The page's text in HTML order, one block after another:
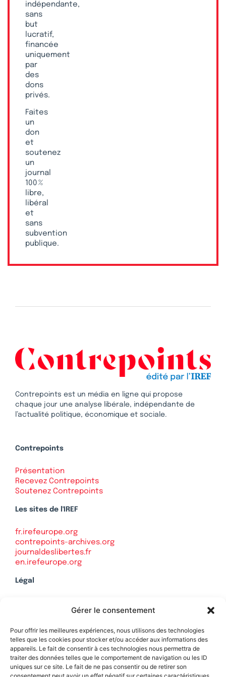
Gérer le consentement
Pour offrir les meilleures expériences, nous utilisons des technologies
telles que les cookies pour stocker et/ou accéder aux informations des
appareils. Le fait de consentir à ces technologies nous permettra de
traiter des données telles que le comportement de navigation ou les ID
uniques sur ce site. Le fait de ne pas consentir ou de retirer son
indépendante,
sans
but
lucratif,
financée
uniquement
par
des
dons
privés.
Faites
un
don
et
soutenez
un
journal
100 %
libre,
libéral
et
sans
subvention
publique.
Contrepoints est un média en ligne qui propose
chaque jour une analyse libérale, indépendante de
l’actualité politique, économique et sociale.
Contrepoints
Présentation
Recevez Contrepoints
Soutenez Contrepoints
Les sites de l'IREF
fr.irefeurope.org
contrepoints-archives.org
journaldeslibertes.fr
en.irefeurope.org
Légal
Politique de confidentialité
Soutenez Contrepoints